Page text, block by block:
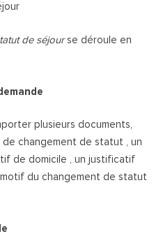
de séjourse déroule en
plusieurs documents,
de changement de statut ,un
de domicile , unjustificatif
du changement de statut